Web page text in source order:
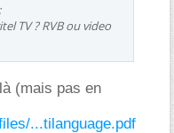
TV ? RVB ou video
(mais pas en
...tilanguage.pdf